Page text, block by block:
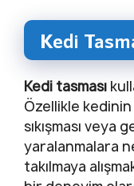
Kedi
Kedi tasması
Özellikle
sıkışması
yaralanmalara
takılmaya